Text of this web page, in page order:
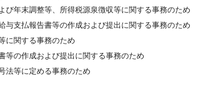
び年末調整等、所得税源泉徴収等に関する事務のため
与支払報告書等の作成および提出に関する事務のため
に関する事務のため
等の作成および提出に関する事務のため
法等に定める事務のため